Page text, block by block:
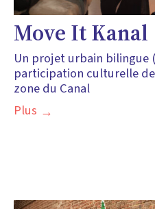
Move It Kanal
Un projet urbain bilingue
participation culturelle
zone du Canal
Plus